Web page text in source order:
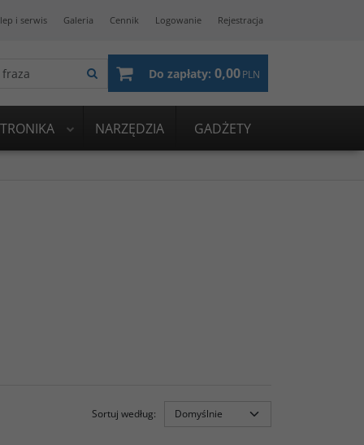
i serwis Galeria Cennik Logowanie Rejestracja
Do zapłaty: 0,00PLN
NARZĘDZIA GADŻETY
Sortuj według: